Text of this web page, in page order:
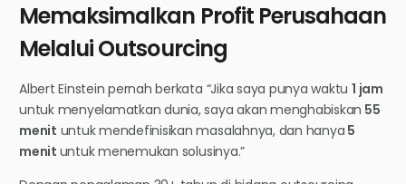
Memaksimalkan Profit Perusahaan
Melalui Outsourcing
Albert Einstein pernah berkata “Jika saya punya waktu 1 jam
untuk menyelamatkan dunia, saya akan menghabiskan 55
menit untuk mendefinisikan masalahnya, dan hanya 5
menit untuk menemukan solusinya.”